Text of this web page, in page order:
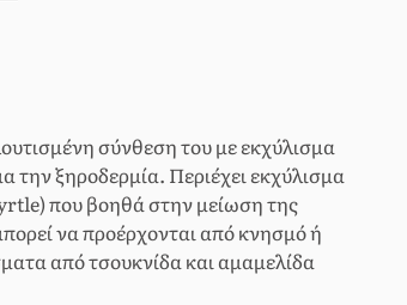
σύνθεση του με εκχύλισμα
την ξηροδερμία. Περιέχει εκχύλισμα
που βοηθά στην μείωση της
να προέρχονται από κνησμό ή
από τσουκνίδα και αμαμελίδα